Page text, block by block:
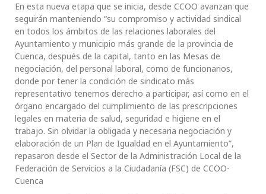
En esta nueva etapa que se inicia, desde CCOO avanzan que
seguirán manteniendo “su compromiso y actividad sindical
en todos los ámbitos de las relaciones laborales del
Ayuntamiento y municipio más grande de la provincia de
Cuenca, después de la capital, tanto en las Mesas de
negociación, del personal laboral, como de funcionarios,
donde por tener la condición de sindicato más
representativo tenemos derecho a participar, así como en el
órgano encargado del cumplimiento de las prescripciones
legales en materia de salud, seguridad e higiene en el
trabajo. Sin olvidar la obligada y necesaria negociación y
elaboración de un Plan de Igualdad en el Ayuntamiento”,
repasaron desde el Sector de la Administración Local de la
Federación de Servicios a la Ciudadanía (FSC) de CCOO-
Cuenca